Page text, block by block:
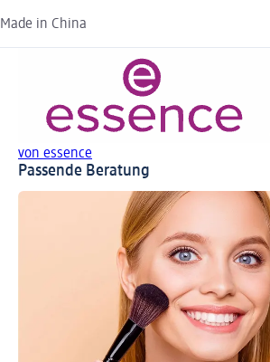
Made in China
von essence
Passende Beratung